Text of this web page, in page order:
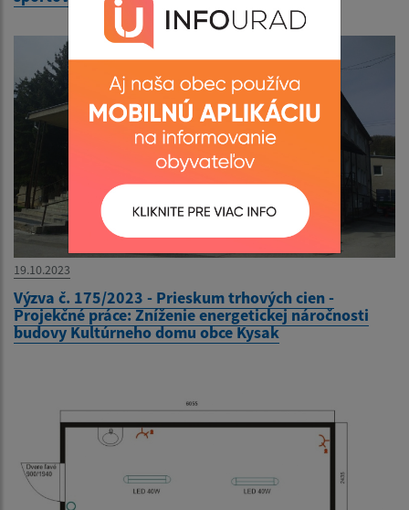
19.10.2023
Výzva č. 175/2023 - Prieskum trhových cien -
Projekčné práce: Zníženie energetickej náročnosti
budovy Kultúrneho domu obce Kysak